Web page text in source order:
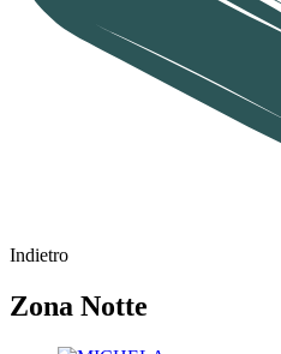
Indietro
Zona Notte